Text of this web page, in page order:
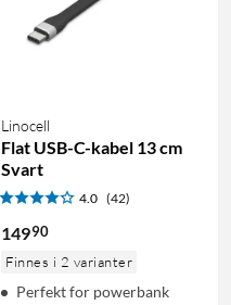
Linocell
Flat USB-C-kabel 13 cm
Svart
4.0 (42)
14990
Finnes i 2 varianter
Perfekt for powerbank